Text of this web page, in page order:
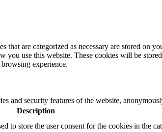
are categorized as necessary are stored on
you use this website. These cookies will be
experience.
and security features of the website,
Description
to store the user consent for the cookies in the